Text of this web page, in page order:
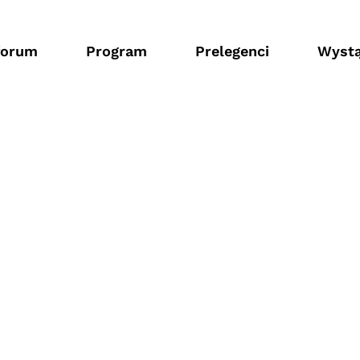
Program Prelegenci